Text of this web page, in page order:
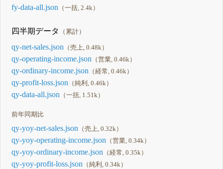
fy-data-all.json （一括, 2.4k）
四半期データ （累計）
qy-net-sales.json （売上, 0.48k）
qy-operating-income.json （営業, 0.46k）
qy-ordinary-income.json （経常, 0.46k）
qy-profit-loss.json （純利, 0.46k）
qy-data-all.json （一括, 1.51k）
前年同期比
qy-yoy-net-sales.json （売上, 0.32k）
qy-yoy-operating-income.json （営業, 0.34k）
qy-yoy-ordinary-income.json （経常, 0.35k）
qy-yoy-profit-loss.json （純利, 0.34k）